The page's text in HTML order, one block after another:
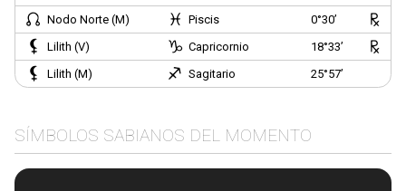
Nodo Norte (M)
Piscis
0°30’
Lilith (V)
Capricornio
18°33’
Lilith (M)
Sagitario 25°57’
SÍMBOLOS SABIANOS DEL MOMENTO